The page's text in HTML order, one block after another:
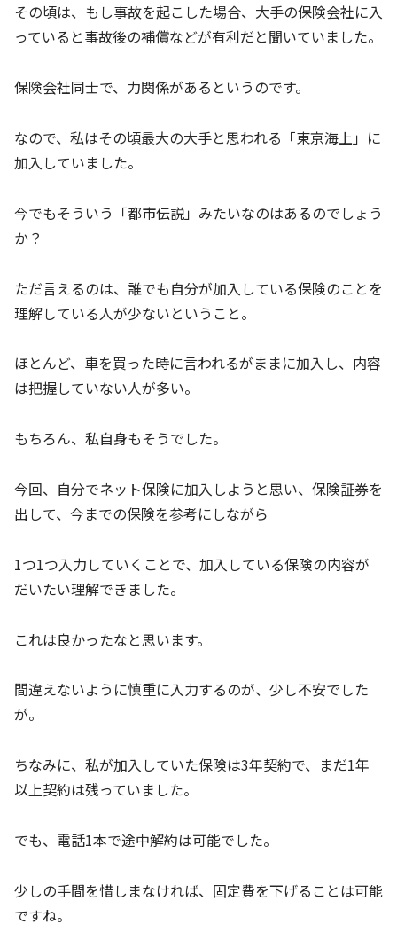
その頃は、もし事故を起こした場合、大手の保険会社に入
っていると事故後の補償などが有利だと聞いていました。
保険会社同士で、力関係があるというのです。
なので、私はその頃最大の大手と思われる「東京海上」に
加入していました。
今でもそういう「都市伝説」みたいなのはあるのでしょう
か？
ただ言えるのは、誰でも自分が加入している保険のことを
理解している人が少ないということ。
ほとんど、車を買った時に言われるがままに加入し、内容
は把握していない人が多い。
もちろん、私自身もそうでした。
今回、自分でネット保険に加入しようと思い、保険証券を
出して、今までの保険を参考にしながら
1つ1つ入力していくことで、加入している保険の内容が
だいたい理解できました。
これは良かったなと思います。
間違えないように慎重に入力するのが、少し不安でした
が。
ちなみに、私が加入していた保険は3年契約で、まだ1年
以上契約は残っていました。
でも、電話1本で途中解約は可能でした。
少しの手間を惜しまなければ、固定費を下げることは可能
ですね。